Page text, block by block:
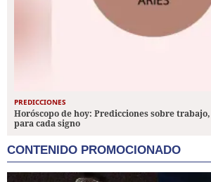
PREDICCIONES
Horóscopo de hoy: Predicciones sobre
para cada signo
CONTENIDO PROMOCIONADO